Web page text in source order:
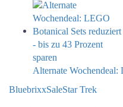
Alternate
BluebrixxSaleStar Trek